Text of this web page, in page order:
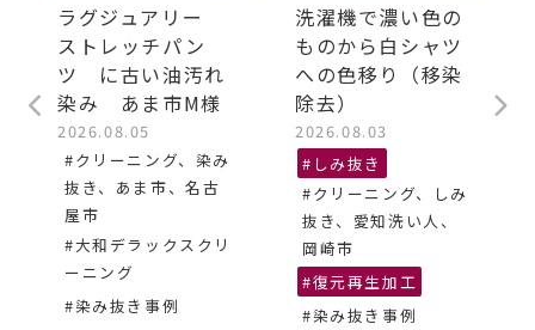
ラグジュアリー
ストレッチパン
ツ に古い油汚れ
染み あま市M様
2026.08.05
#クリーニング、染み
抜き、あま市、名古
屋市
#大和デラックスクリ
ーニング
#染み抜き事例
洗濯機で濃い色の
ものから白シャツ
への色移り（移染
除去）
2026.08.03
#しみ抜き
#クリーニング、しみ
抜き、愛知洗い人、
岡崎市
#復元再生加工
#染み抜き事例